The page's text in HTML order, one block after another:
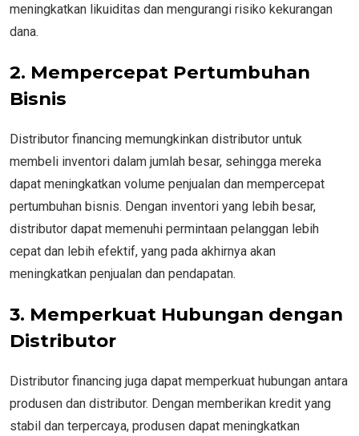
meningkatkan likuiditas dan mengurangi risiko kekurangan
dana.
2. Mempercepat Pertumbuhan
Bisnis
Distributor financing memungkinkan distributor untuk
membeli inventori dalam jumlah besar, sehingga mereka
dapat meningkatkan volume penjualan dan mempercepat
pertumbuhan bisnis. Dengan inventori yang lebih besar,
distributor dapat memenuhi permintaan pelanggan lebih
cepat dan lebih efektif, yang pada akhirnya akan
meningkatkan penjualan dan pendapatan.
3. Memperkuat Hubungan dengan
Distributor
Distributor financing juga dapat memperkuat hubungan antara
produsen dan distributor. Dengan memberikan kredit yang
stabil dan terpercaya, produsen dapat meningkatkan